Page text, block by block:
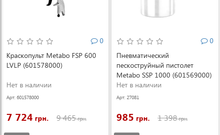
0
Краскопульт Metabo FSP 600
LVLP (601578000)
Нет в наличии
Арт: 601578000
7 724 грн. 9 465грн.
0
Пневматический
пескоструйный пистолет
Metabo SSP 1000 (601569000)
Нет в наличии
Арт: 27081
985 грн. 1 398грн.